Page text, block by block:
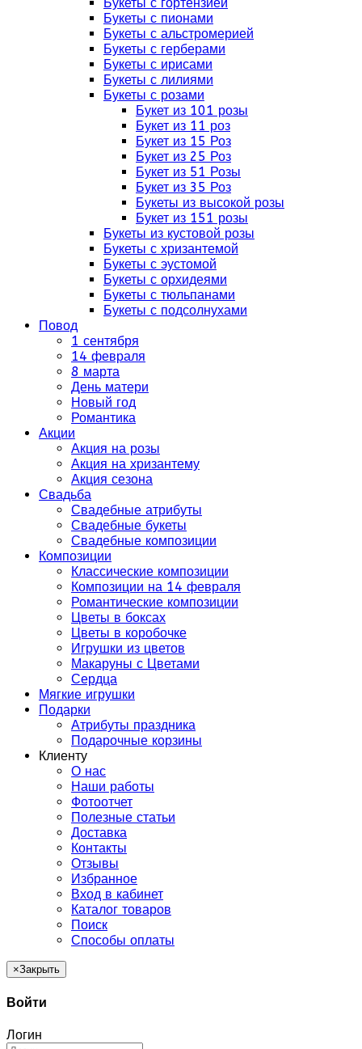
Букеты с пионами
Букеты с альстромерией
Букеты с герберами
Букеты с ирисами
Букеты с лилиями
Букеты с розами
Букет из 101 розы
Букет из 11 роз
Букет из 15 Роз
Букет из 25 Роз
Букет из 51 Розы
Букет из 35 Роз
Букеты из высокой розы
Букет из 151 розы
Букеты из кустовой розы
Букеты с хризантемой
Букеты с эустомой
Букеты с орхидеями
Букеты с тюльпанами
Букеты с подсолнухами
Повод
1 сентября
14 февраля
8 марта
День матери
Новый год
Романтика
Акции
Акция на розы
Акция на хризантему
Акция сезона
Свадьба
Свадебные атрибуты
Свадебные букеты
Свадебные композиции
Композиции
Классические композиции
Композиции на 14 февраля
Романтические композиции
Цветы в боксах
Цветы в коробочке
Игрушки из цветов
Макаруны с Цветами
Сердца
Мягкие игрушки
Подарки
Атрибуты праздника
Подарочные корзины
Клиенту
О нас
Наши работы
Фотоотчет
Полезные статьи
Доставка
Контакты
Отзывы
Избранное
Вход в кабинет
Каталог товаров
Поиск
Способы оплаты
×Закрыть
Войти
Логин